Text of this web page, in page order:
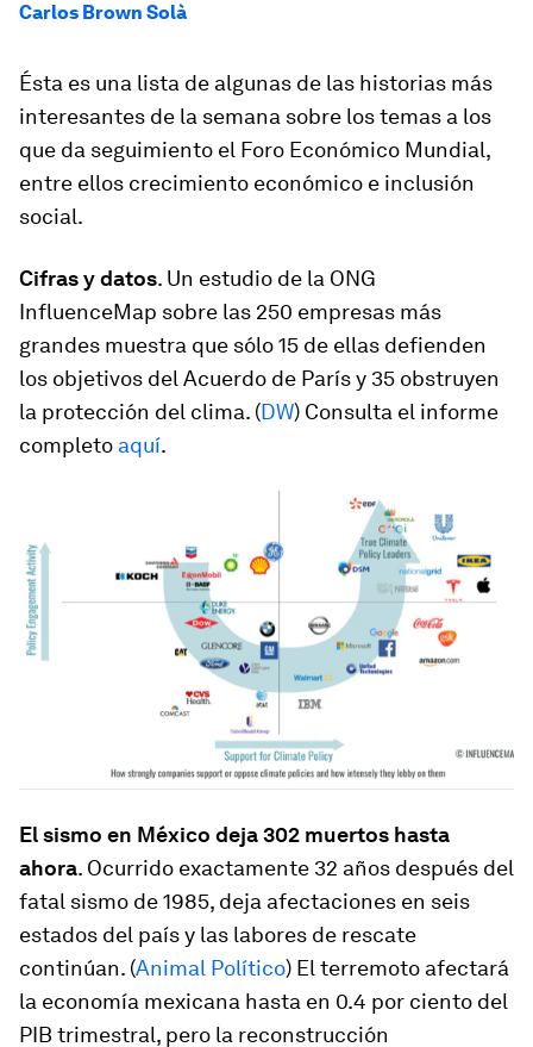
Carlos Brown Solà
Ésta es una lista de algunas de las historias más
interesantes de la semana sobre los temas a los
que da seguimiento el Foro Económico Mundial,
entre ellos crecimiento económico e inclusión
social.
Cifras y datos. Un estudio de la ONG
InfluenceMap sobre las 250 empresas más
grandes muestra que sólo 15 de ellas defienden
los objetivos del Acuerdo de París y 35 obstruyen
la protección del clima. (DW) Consulta el informe
completo aquí.
El sismo en México deja 302 muertos hasta
ahora. Ocurrido exactamente 32 años después del
fatal sismo de 1985, deja afectaciones en seis
estados del país y las labores de rescate
continúan. (Animal Político) El terremoto afectará
la economía mexicana hasta en 0.4 por ciento del
PIB trimestral, pero la reconstrucción